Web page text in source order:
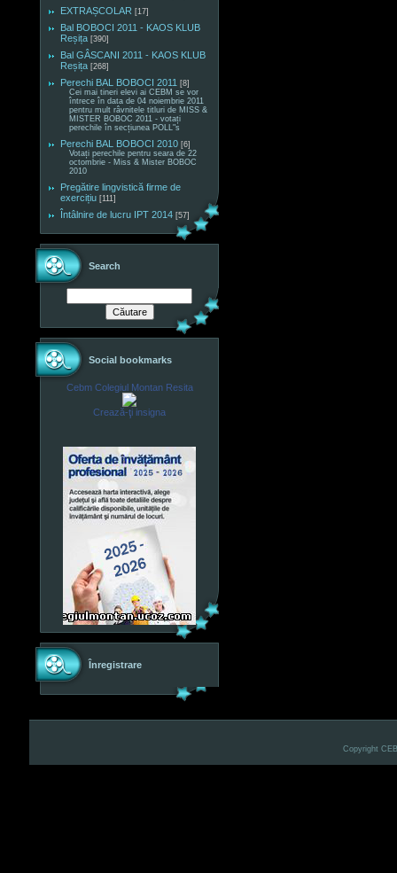
EXTRAȘCOLAR [17]
Bal BOBOCI 2011 - KAOS KLUB
Reșița [390]
Bal GÂSCANI 2011 - KAOS KLUB
Reșița [268]
Perechi BAL BOBOCI 2011 [8]
Cei mai tineri elevi ai CEBM se vor
întrece în data de 04 noiembrie 2011
pentru mult râvnitele titluri de MISS &
MISTER BOBOC 2011 - votați
perechile în secțiunea POLL"s
Perechi BAL BOBOCI 2010 [6]
Votați perechile pentru seara de 22
octombrie - Miss & Mister BOBOC
2010
Pregătire lingvistică firme de
exercițiu [111]
Întâlnire de lucru IPT 2014 [57]
Search
Social bookmarks
Cebm Colegiul Montan Resita
Crează-ţi insigna
Înregistrare
Copyright